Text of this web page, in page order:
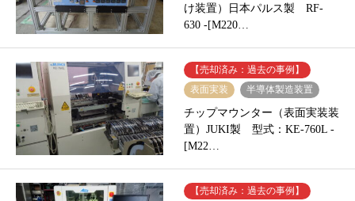
け装置）日本パルス製 RF-
630 -[M220…
【売却済み：過去の事例】
表面実装
半導体製造装置
チップマウンター（表面実装装
置）JUKI製 型式：KE-760L -
[M22…
【売却済み：過去の事例】